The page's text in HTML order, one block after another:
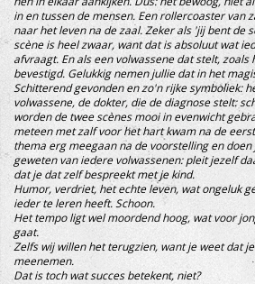
in en tussen de mensen. Een rollercoaster van
naar het leven na de zaal. Zeker als 'jij bent de
scène is heel zwaar, want dat is absoluut wat
afvraagt. En als een volwassene dat stelt,
bevestigd. Gelukkig nemen jullie dat in het
Schitterend gevonden en zo'n rijke symboliek:
volwassene, de dokter, die de diagnose stelt:
worden de twee scènes mooi in evenwicht
meteen met zalf voor het hart kwam na de
thema erg meegaan na de voorstelling en
geweten van iedere volwassenen: pleit jezelf
dat je dat zelf bespreekt met je kind.
Humor, verdriet, het echte leven, wat ongeluk
ieder te leren heeft. Schoon.
Het tempo ligt wel moordend hoog, wat voor
gaat.
Zelfs wij willen het terugzien, want je weet dat
meenemen.
Dat is toch wat succes betekent, niet?